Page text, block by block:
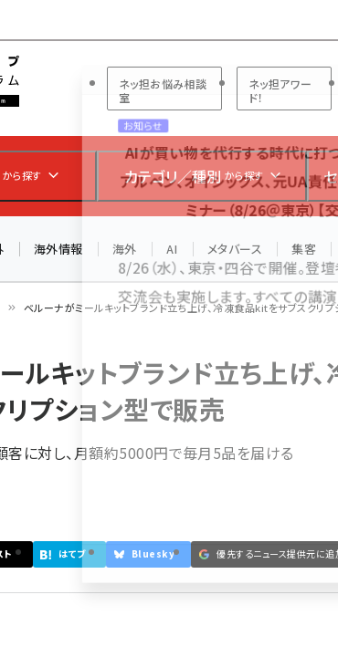
ネットショップ担当者フォーラム
ネッ担お悩み相談
室
ネッ担アワー
ド！
から探す カテゴリ／種別 から探す
海外情報 海外 AI メタバース 集客
ベルーナがミールキットブランド立ち上げ、冷凍食品kitをサブスクリプ
ルキットブランド立ち上げ
プション型で販売
客に対し、月額約5000円で毎月5品を届ける
ト はてブ Bluesky 優先するニュース提供元に追
お知らせ
AIが買い物を代行する時代に打
アルペン、オイシックス、元UA
ミナー（8/26＠東京）【
8/26（水）、東京・四谷で開催。登
交流会も実施します。すべての講